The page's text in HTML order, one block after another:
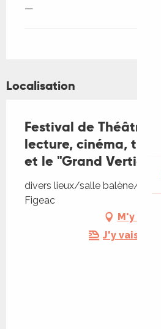
—
Localisation
Festival de Théâtre
lecture, cinéma,
et le "Grand Vertige"
divers lieux/salle balène/cour
Figeac
M'y
J'y vais en